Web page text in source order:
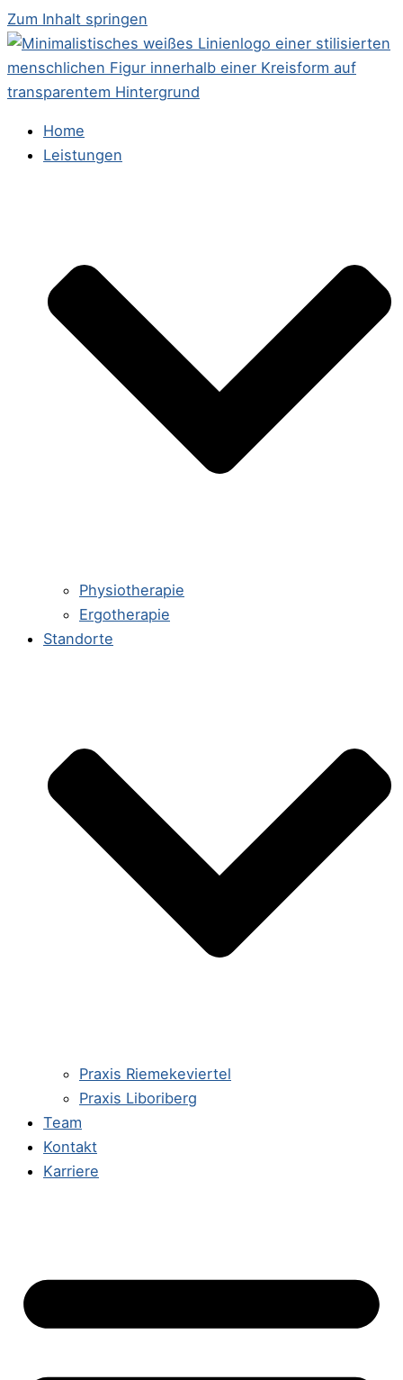
Zum Inhalt springen
Home
Leistungen
Physiotherapie
Ergotherapie
Standorte
Praxis Riemekeviertel
Praxis Liboriberg
Team
Kontakt
Karriere